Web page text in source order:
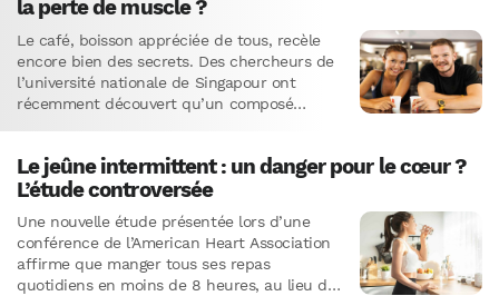
la perte de muscle ?
Le café, boisson appréciée de tous, recèle
encore bien des secrets. Des chercheurs de
l’université nationale de Singapour ont
récemment découvert qu’un composé
Le jeûne intermittent : un danger pour le cœur ?
L’étude controversée
Une nouvelle étude présentée lors d’une
conférence de l’American Heart Association
affirme que manger tous ses repas
quotidiens en moins de 8 heures, au lieu des